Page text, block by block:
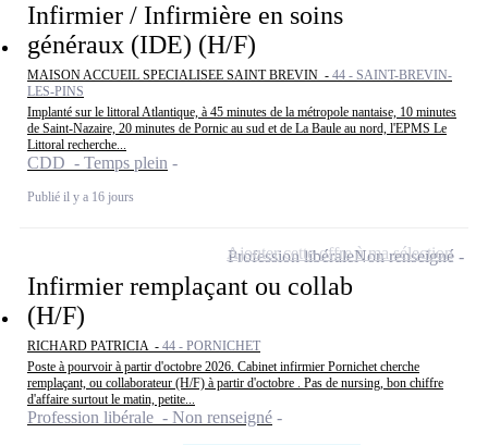
Infirmier / Infirmière en soins
généraux (IDE) (H/F)
MAISON ACCUEIL SPECIALISEE SAINT BREVIN - 44 - SAINT-BREVIN-
LES-PINS
Implanté sur le littoral Atlantique, à 45 minutes de la métropole nantaise, 10 minutes
de Saint-Nazaire, 20 minutes de Pornic au sud et de La Baule au nord, l'EPMS Le
Littoral recherche...
CDD - Temps plein
Publié il y a 16 jours
Infirmier remplaçant ou collab
(H/F)
RICHARD PATRICIA - 44 - PORNICHET
Poste à pourvoir à partir d'octobre 2026. Cabinet infirmier Pornichet cherche
remplaçant, ou collaborateur (H/F) à partir d'octobre . Pas de nursing, bon chiffre
d'affaire surtout le matin, petite...
Profession libérale - Non renseigné
Profession libéraleNon renseigné
Ajouter cette offre à ma sélection